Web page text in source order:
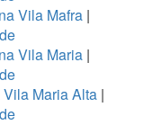
Vila Mafra |
Vila Maria|
Maria Alta|